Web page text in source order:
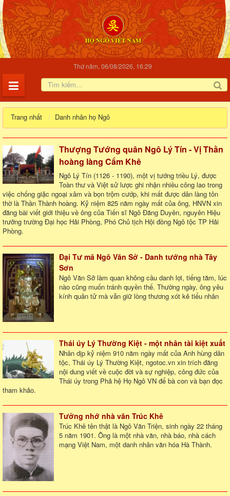
Thứ năm, 06/08/2026, 16:29
Trang nhất Danh nhân họ Ngô
Thượng Tướng quân Ngô Lý Tín - Vị Thần
hoàng làng Cẩm Khê
Ngô Lý Tín (1126 - 1190), một vị tướng triều Lý, được
Toàn thư và Việt sử lược ghi nhận nhiều công lao trong
việc chống giặc ngoại xâm và bọn trộm cướp, khi mất được dân làng tôn
thờ là Thần Thành hoàng. Kỷ niệm 825 năm ngày mất của ông, HNVN xin
đăng bài viết giới thiệu về ông của Tiến sĩ Ngô Đăng Duyên, nguyên Hiệu
trưởng trường Đại học Hải Phòng, Phó Chủ tịch Hội đồng Ngô tộc TP Hải
Phòng.
Đại Tư mã Ngô Văn Sở - Danh tướng nhà Tây
Sơn
Ngô Văn Sở làm quan không cầu danh lợi, tiếng tăm, lúc
nào cũng muốn tránh quyền thế. Thường ngày, ông yêu
kính quân tử mà vẫn giữ lòng thương xót kẻ tiểu nhân
Thái úy Lý Thường Kiệt - một nhân tài kiệt xuất
Nhân dịp kỷ niệm 910 năm ngày mất của Anh hùng dân
tộc, Thái úy Lý Thường Kiệt, ngotoc.vn xin trích đăng
nội dung viết về cuộc đời và sự nghiệp, công đức của
Thái úy trong Phả hệ Họ Ngô VN để bà con và bạn đọc
tham khảo.
Tưởng nhớ nhà văn Trúc Khê
Trúc Khê tên thật là Ngô Văn Triện, sinh ngày 22 tháng
5 năm 1901. Ông là một nhà văn, nhà báo, nhà cách
mạng Việt Nam, một danh nhân văn hóa Hà Thành.